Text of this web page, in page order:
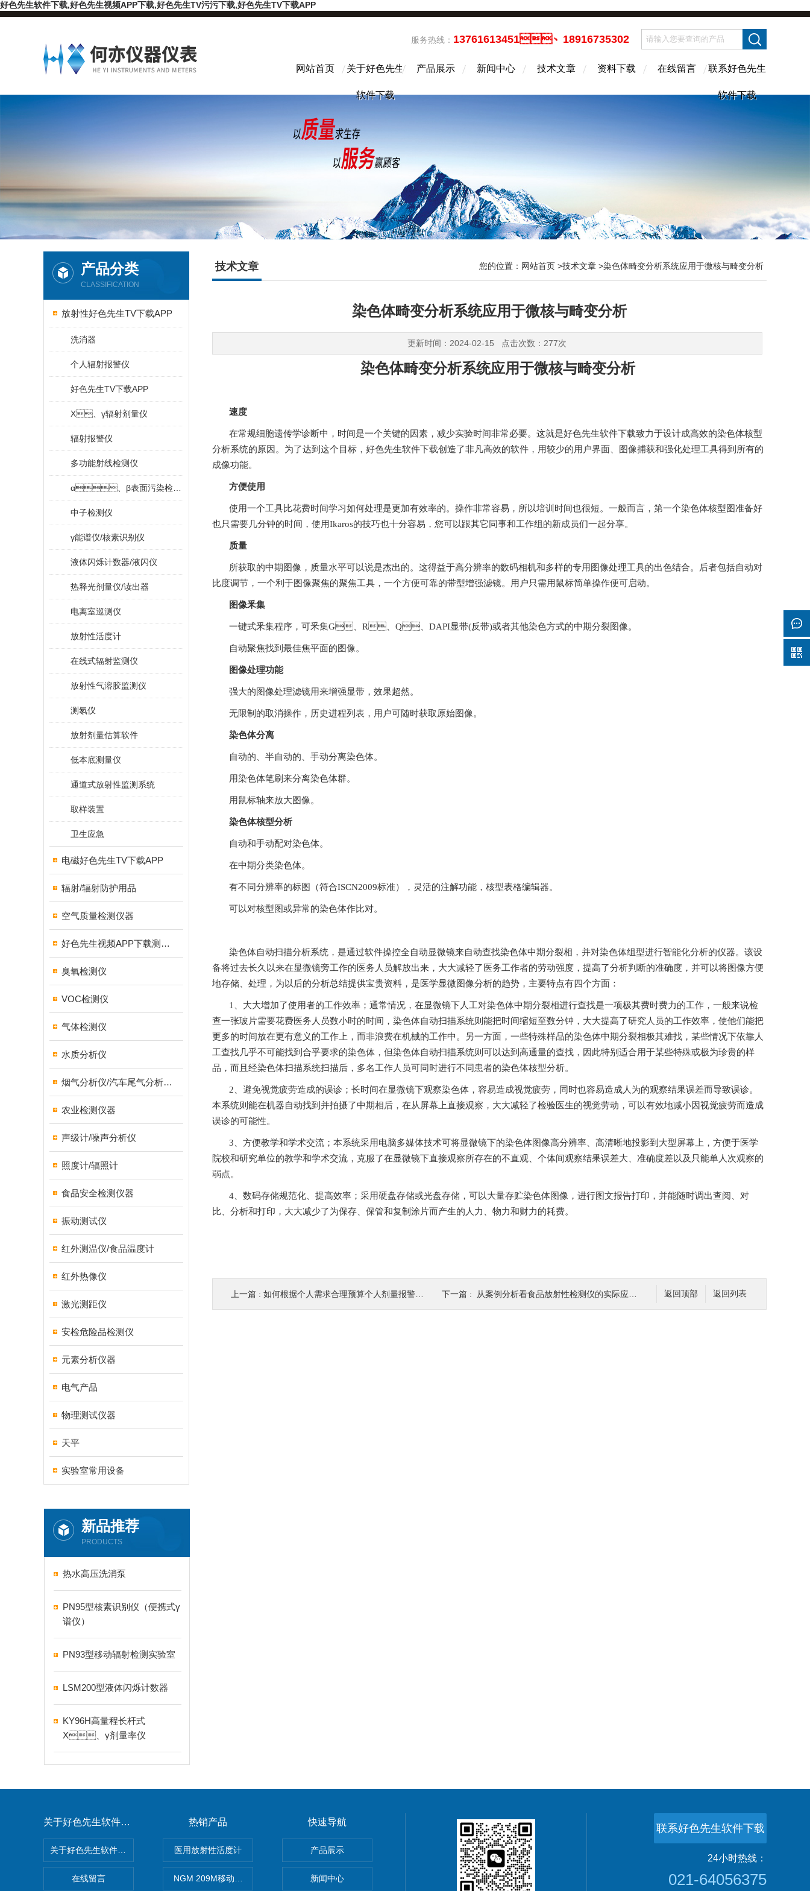
好色先生软件下载,好色先生视频APP下载,好色先生TV污污下载,好色先生TV下载APP
服务热线： 13761613451、18916735302
网站首页 关于好色先生
软件下载
产品展示 新闻中心 技术文章 资料下载 在线留言 联系好色先生
软件下载
产品分类
CLASSIFICATION
放射性好色先生TV下载APP
洗消器
个人辐射报警仪
好色先生TV下载APP
X、γ辐射剂量仪
辐射报警仪
多功能射线检测仪
中子检测仪
γ能谱仪/核素识别仪
液体闪烁计数器/液闪仪
热释光剂量仪/读出器
电离室巡测仪
放射性活度计
在线式辐射监测仪
放射性气溶胶监测仪
测氡仪
放射剂量估算软件
低本底测量仪
通道式放射性监测系统
取样装置
卫生应急
电磁好色先生TV下载APP
辐射/辐射防护用品
空气质量检测仪器
好色先生视频APP下载测试仪
臭氧检测仪
VOC检测仪
气体检测仪
水质分析仪
烟气分析仪/汽车尾气分析仪/转速表/汽车维修检测设备
农业检测仪器
声级计/噪声分析仪
照度计/辐照计
食品安全检测仪器
振动测试仪
红外测温仪/食品温度计
红外热像仪
激光测距仪
安检危险品检测仪
元素分析仪器
电气产品
物理测试仪器
天平
实验室常用设备
新品推荐
PRODUCTS
热水高压洗消泵
PN95型核素识别仪（便携式γ
谱仪）
PN93型移动辐射检测实验室
LSM200型液体闪烁计数器
KY96H高量程长杆式
X、γ剂量率仪
技术文章 您的位置： 网站首页 >技术文章 >染色体畸变分析系统应用于微核与畸变分析
染色体畸变分析系统应用于微核与畸变分析
更新时间：2024-02-15 点击次数：277次
染色体畸变分析系统应用于微核与畸变分析
速度
在常规细胞遗传学诊断中，时间是一个关键的因素，减少实验时间非常必要。这就是好色先生软件下载致力于设计成高效的染色体核型
分析系统的原因。为了达到这个目标，好色先生软件下载创造了非凡高效的软件，用较少的用户界面、图像捕获和强化处理工具得到所有的
成像功能。
方便使用
使用一个工具比花费时间学习如何处理是更加有效率的。操作非常容易，所以培训时间也很短。一般而言，第一个染色体核型图准备好
也只需要几分钟的时间，使用Ikaros的技巧也十分容易，您可以跟其它同事和工作组的新成员们一起分享。
质量
所获取的中期图像，质量水平可以说是杰出的。这得益于高分辨率的数码相机和多样的专用图像处理工具的出色结合。后者包括自动对
比度调节，一个利于图像聚焦的聚焦工具，一个方便可靠的带型增强滤镜。用户只需用鼠标简单操作便可启动。
图像釆集
一键式釆集程序，可釆集G、R、Q、DAPI显带(反带)或者其他染色方式的中期分裂图像。
自动聚焦找到最佳焦平面的图像。
图像处理功能
强大的图像处理滤镜用来增强显带，效果超然。
无限制的取消操作，历史进程列表，用户可随时获取原始图像。
染色体分离
自动的、半自动的、手动分离染色体。
用染色体笔刷来分离染色体群。
用鼠标轴来放大图像。
染色体核型分析
自动和手动配对染色体。
在中期分类染色体。
有不同分辨率的标图（符合ISCN2009标准），灵活的注解功能，核型表格编辑器。
可以对核型图或异常的染色体作比对。
染色体自动扫描分析系统，是通过软件操控全自动显微镜来自动查找染色体中期分裂相，并对染色体组型进行智能化分析的仪器。该设
备将过去长久以来在显微镜旁工作的医务人员解放出来，大大减轻了医务工作者的劳动强度，提高了分析判断的准确度，并可以将图像方便
地存储、处理，为以后的分析总结提供宝贵资料，是医学显微图像分析的趋势，主要特点有四个方面：
1、大大增加了使用者的工作效率；通常情况，在显微镜下人工对染色体中期分裂相进行查找是一项极其费时费力的工作，一般来说检
查一张玻片需要花费医务人员数小时的时间，染色体自动扫描系统则能把时间缩短至数分钟，大大提高了研究人员的工作效率，使他们能把
更多的时间放在更有意义的工作上，而非浪费在机械的工作中。另一方面，一些特殊样品的染色体中期分裂相极其难找，某些情况下依靠人
工查找几乎不可能找到合乎要求的染色体，但染色体自动扫描系统则可以达到高通量的查找，因此特别适合用于某些特殊或极为珍贵的样
品，而且经染色体扫描系统扫描后，多名工作人员可同时进行不同患者的染色体核型分析。
2、避免视觉疲劳造成的误诊；长时间在显微镜下观察染色体，容易造成视觉疲劳，同时也容易造成人为的观察结果误差而导致误诊。
本系统则能在机器自动找到并拍摄了中期相后，在从屏幕上直接观察，大大减轻了检验医生的视觉劳动，可以有效地减小因视觉疲劳而造成
误诊的可能性。
3、方便教学和学术交流；本系统采用电脑多媒体技术可将显微镜下的染色体图像高分辨率、高清晰地投影到大型屏幕上，方便于医学
院校和研究单位的教学和学术交流，克服了在显微镜下直接观察所存在的不直观、个体间观察结果误差大、准确度差以及只能单人次观察的
弱点。
4、数码存储规范化、提高效率；采用硬盘存储或光盘存储，可以大量存贮染色体图像，进行图文报告打印，并能随时调出查阅、对
比、分析和打印，大大减少了为保存、保管和复制涂片而产生的人力、物力和财力的耗费。
返回列表
返回顶部
上一篇 : 如何根据个人需求合理预算个人剂量报警仪价格？ 下一篇 : 从案例分析看食品放射性检测仪的实际应用效果
关于好色先生软件下载
在线留言
热销产品
医用放射性活度计
NGM 209M移动式惰性气体监测仪 辐射测量仪
快速导航
产品展示
新闻中心
联系好色先生软件下载
24小时热线：
021-64056375